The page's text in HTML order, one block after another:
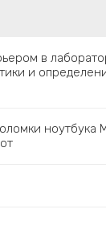
в
и
ноутбука